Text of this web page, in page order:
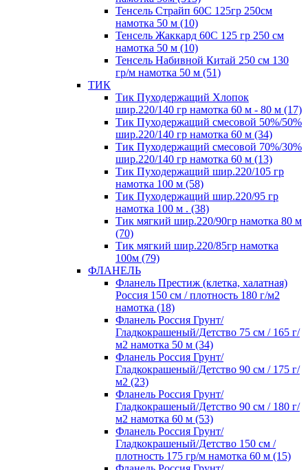
Тенсель Страйп 60С 125гр 250см
намотка 50 м (10)
Тенсель Жаккард 60С 125 гр 250 см
намотка 50 м (10)
Тенсель Набивной Китай 250 см 130
гр/м намотка 50 м (51)
ТИК
Тик Пуходержащий Хлопок
шир.220/140 гр намотка 60 м - 80 м (17)
Тик Пуходержащий смесовой 50%/50%
шир.220/140 гр намотка 60 м (34)
Тик Пуходержащий смесовой 70%/30%
шир.220/140 гр намотка 60 м (13)
Тик Пуходержащий шир.220/105 гр
намотка 100 м (58)
Тик Пуходержащий шир.220/95 гр
намотка 100 м . (38)
Тик мягкий шир.220/90гр намотка 80 м
(70)
Тик мягкий шир.220/85гр намотка
100м (79)
ФЛАНЕЛЬ
Фланель Престиж (клетка, халатная)
Россия 150 см / плотность 180 г/м2
намотка (18)
Фланель Россия Грунт/
Гладкокрашеный/Детство 75 см / 165 г/
м2 намотка 50 м (34)
Фланель Россия Грунт/
Гладкокрашеный/Детство 90 см / 175 г/
м2 (23)
Фланель Россия Грунт/
Гладкокрашеный/Детство 90 см / 180 г/
м2 намотка 60 м (53)
Фланель Россия Грунт/
Гладкокрашеный/Детство 150 см /
плотность 175 гр/м намотка 60 м (15)